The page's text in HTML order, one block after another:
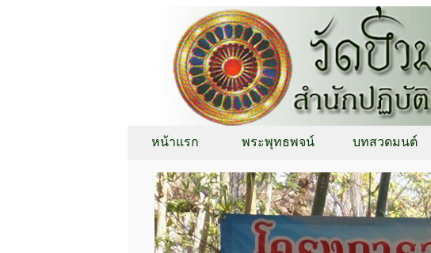
หน้าแรก พระพุทธพจน์ บทสวดมนต์